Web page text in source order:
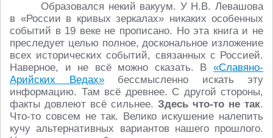
Образовался некий вакуум. У Н.В. Левашова
в «России в кривых зеркалах» никаких особенных
событий в 19 веке не прописано. Но эта книга и не
преследует целью полное, доскональное изложение
всех исторических событий, связанных с Россией.
Наверное, и не всё можно сказать. В «Славяно-
Арийских Ведах»бессмысленно искать эту
информацию. Там всё древнее. С другой стороны,
факты довлеют всё сильнее. Здесь что-то не так.
Что-то совсем не так. Велико искушение налепить
кучу альтернативных вариантов нашего прошлого.